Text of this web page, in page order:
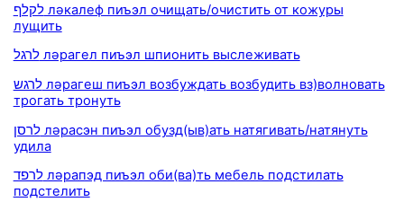
לקלף ләкалеф пиъэл очищать/очистить от кожуры
лущить
לרגל ләрагел пиъэл шпионить выслеживать
לרגש ләрагеш пиъэл возбуждать возбудить вз)волновать
трогать тронуть
לרסן ләрасэн пиъэл обузд(ыв)ать натягивать/натянуть
удила
לרפד ләрапэд пиъэл оби(ва)ть мебель подстилать
подстелить